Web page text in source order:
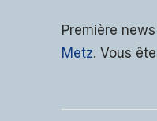
Première
Metz. Vous